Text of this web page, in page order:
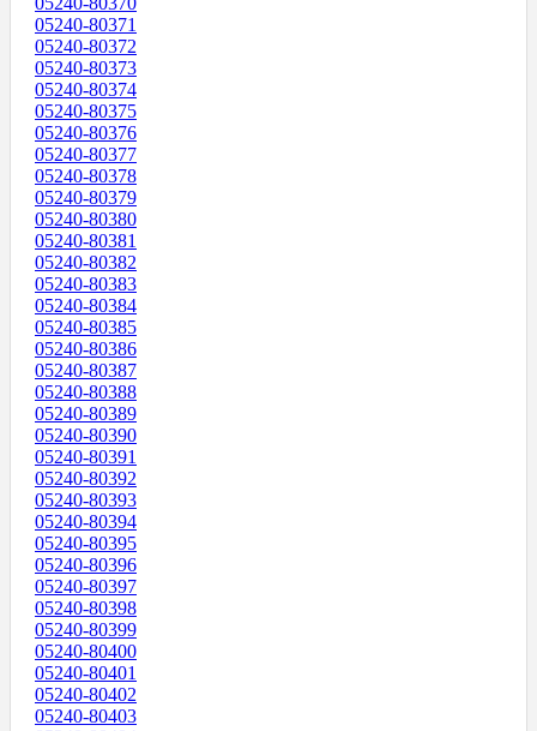
05240-80371
05240-80372
05240-80373
05240-80374
05240-80375
05240-80376
05240-80377
05240-80378
05240-80379
05240-80380
05240-80381
05240-80382
05240-80383
05240-80384
05240-80385
05240-80386
05240-80387
05240-80388
05240-80389
05240-80390
05240-80391
05240-80392
05240-80393
05240-80394
05240-80395
05240-80396
05240-80397
05240-80398
05240-80399
05240-80400
05240-80401
05240-80402
05240-80403